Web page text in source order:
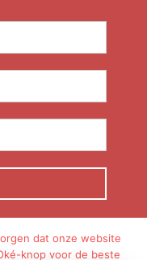
dat onze website
knop voor de beste